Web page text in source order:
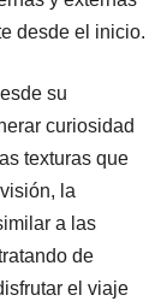
desde el inicio.
su
curiosidad
texturas que
la
a las
de
el viaje